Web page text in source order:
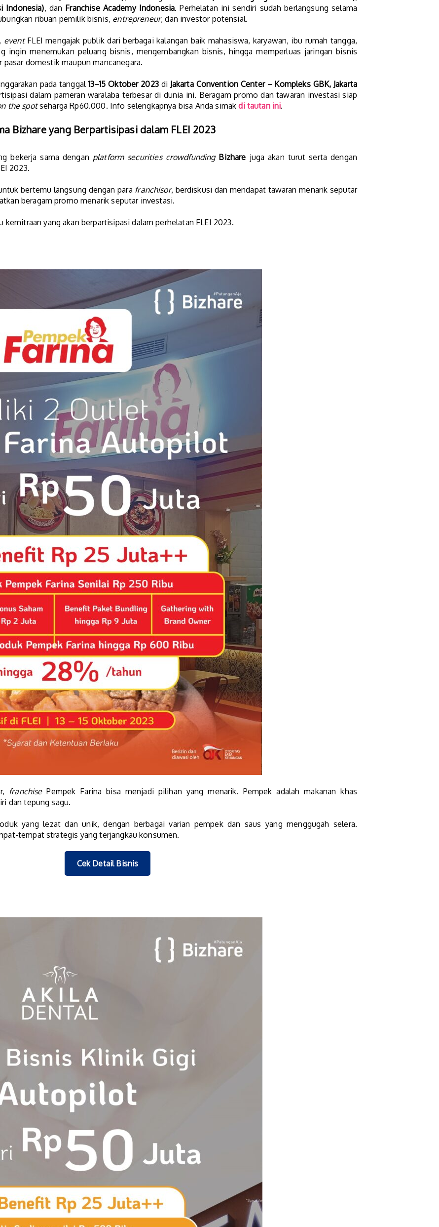
Indonesia), dan Franchise Academy Indonesia. Perhelatan ini sendiri sudah berlangsung selama
ribuan pemilik bisnis, entrepreneur, dan investor potensial.
eventFLEI mengajak publik dari berbagai kalangan baik mahasiswa, karyawan, ibu rumah tangga,
ingin menemukan peluang bisnis, mengembangkan bisnis, hingga memperluas jaringan bisnis
domestik maupun mancanegara.
pada tanggal13–15 Oktober 2023di Jakarta Convention Center – Kompleks GBK, Jakarta
dalam pameran waralaba terbesar di dunia ini. Beragam promo dan tawaran investasi siap
the spotseharga Rp60.000. Info selengkapnya bisa Anda simakdi tautan ini.
Bizhare yang Berpartisipasi dalam FLEI 2023
bekerja sama dengan platform securities crowdfunding Bizhare juga akan turut serta dengan
2023.
bertemu langsung dengan para franchisor, berdiskusi dan mendapat tawaran menarik seputar
beragam promo menarik seputar investasi.
kemitraan yang akan berpartisipasi dalam perhelatan FLEI 2023.
franchisePempek Farina bisa menjadi pilihan yang menarik. Pempek adalah makanan khas
dan tepung sagu.
yang lezat dan unik, dengan berbagai varian pempek dan saus yang menggugah selera.
tempat strategis yang terjangkau konsumen.
Cek Detail Bisnis